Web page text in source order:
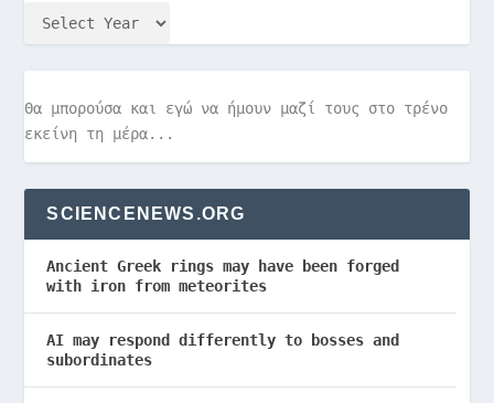
Θα μπορούσα και εγώ να ήμουν μαζί τους στο τρένο
εκείνη τη μέρα...
SCIENCENEWS.ORG
Ancient Greek rings may have been forged
with iron from meteorites
AI may respond differently to bosses and
subordinates